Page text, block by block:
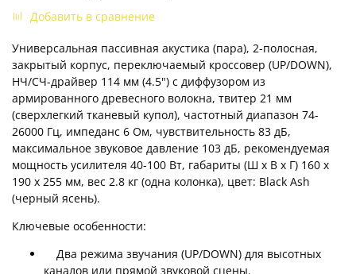
Добавить в сравнение
Универсальная пассивная акустика (пара), 2-полосная,
закрытый корпус, переключаемый кроссовер (UP/DOWN),
НЧ/СЧ-драйвер 114 мм (4.5") с диффузором из
армированного древесного волокна, твитер 21 мм
(сверхлегкий тканевый купол), частотный диапазон 74-
26000 Гц, импеданс 6 Ом, чувствительность 83 дБ,
максимальное звуковое давление 103 дБ, рекомендуемая
мощность усилителя 40-100 Вт, габариты (Ш x В x Г) 160 x
190 x 255 мм, вес 2.8 кг (одна колонка), цвет: Black Ash
(черный ясень).
Ключевые особенности:
Два режима звучания (UP/DOWN) для высотных
каналов или прямой звуковой сцены.